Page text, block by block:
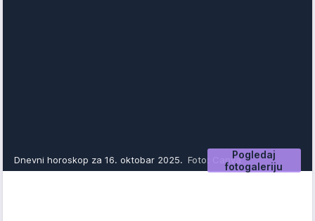
Pogledaj
fotogaleriju
Dnevni horoskop za 16. oktobar 2025. Foto: Canva